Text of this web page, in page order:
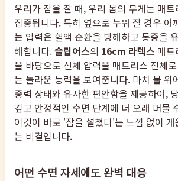
우리가 잠을 잘 때, 우리 몸의 무게는 매
집중됩니다. 특히 옆으로 누워 잘 경우 어
는 압력은 혈액 순환을 방해하고 통증을
해합니다.슬립어스의 16cm 라텍스 매트
을 바탕으로 신체 압력을 매트리스 전체
는 놀라운 능력을 보여줍니다. 마치 물 위
중력 상태와 유사한 편안함을 제공하여,
깊고 안정적인 수면 단계에 더 오래 머물
이것이 바로 '잠을 설쳤다'는 느낌 없이
는 비결입니다.
어떤 수면 자세에도 완벽 대응